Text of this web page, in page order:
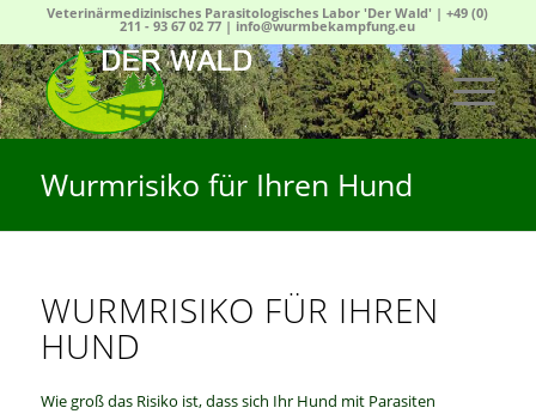
Veterinärmedizinisches Parasitologisches Labor 'Der Wald' |+49 (0)
211 - 93 67 02 77 | info@wurmbekampfung.eu
Wurmrisiko für Ihren Hund
WURMRISIKO FÜR IHREN
HUND
Wie groß das Risiko ist, dass sich Ihr Hund mit Parasiten